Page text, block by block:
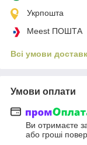
Укрпошта
Meest ПОШТА
Всі умови
Умови оплати
Ви отримаєте
або гроші